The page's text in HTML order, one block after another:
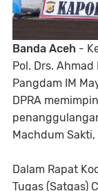
Banda Aceh -
Pol. Drs.
Pangdam IM
DPRA
Machdum
Dalam Rapat
Tugas (Satgas)